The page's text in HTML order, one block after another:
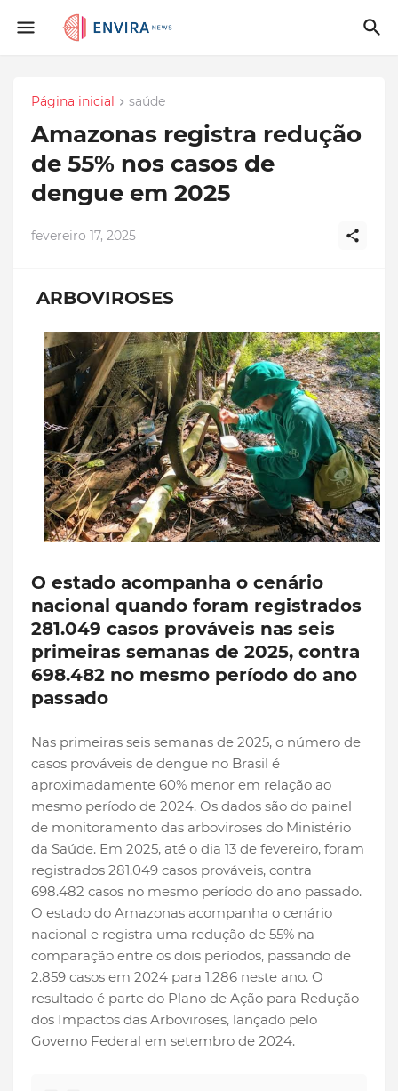
Página inicial saúde
Amazonas registra redução
de 55% nos casos de
dengue em 2025
fevereiro 17, 2025
ARBOVIROSES
O estado acompanha o cenário
nacional quando foram registrados
281.049 casos prováveis nas seis
primeiras semanas de 2025, contra
698.482 no mesmo período do ano
passado
Nas primeiras seis semanas de 2025, o número de
casos prováveis de dengue no Brasil é
aproximadamente 60% menor em relação ao
mesmo período de 2024. Os dados são do painel
de monitoramento das arboviroses do Ministério
da Saúde. Em 2025, até o dia 13 de fevereiro, foram
registrados 281.049 casos prováveis, contra
698.482 casos no mesmo período do ano passado.
O estado do Amazonas acompanha o cenário
nacional e registra uma redução de 55% na
comparação entre os dois períodos, passando de
2.859 casos em 2024 para 1.286 neste ano. O
resultado é parte do Plano de Ação para Redução
dos Impactos das Arboviroses, lançado pelo
Governo Federal em setembro de 2024.